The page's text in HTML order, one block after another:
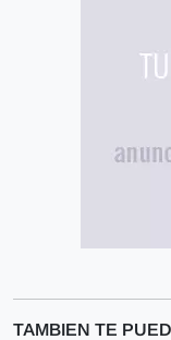
TAMBIEN TE